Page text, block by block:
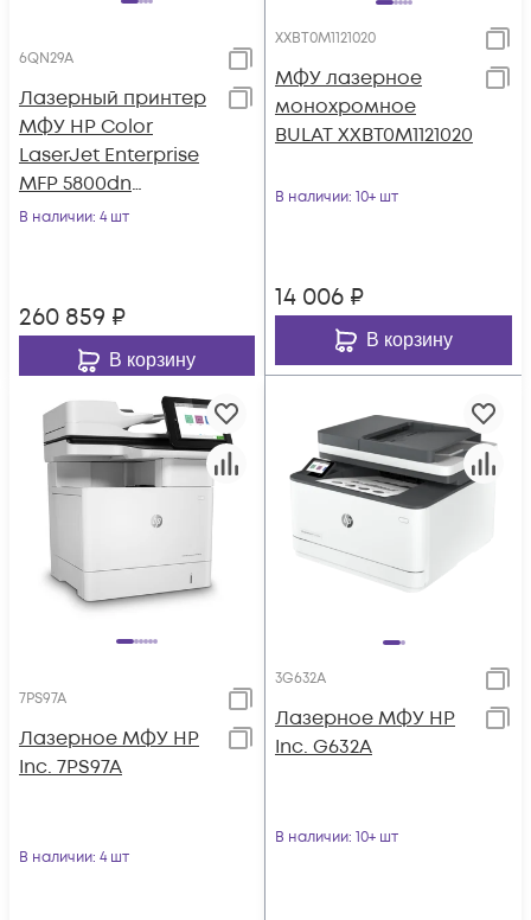
6QN29A
Лазерный принтер
МФУ HP Color
LaserJet Enterprise
MFP 5800dn
(6QN29A)
В наличии: 4 шт
260 859 ₽
В корзину
XXBT0M1121020
МФУ лазерное
монохромное
BULAT XXBT0M1121020
В наличии: 10+ шт
14 006 ₽
В корзину
7PS97A
Лазерное МФУ HP
Inc. 7PS97A
В наличии: 4 шт
3G632A
Лазерное МФУ HP
Inc. G632A
В наличии: 10+ шт